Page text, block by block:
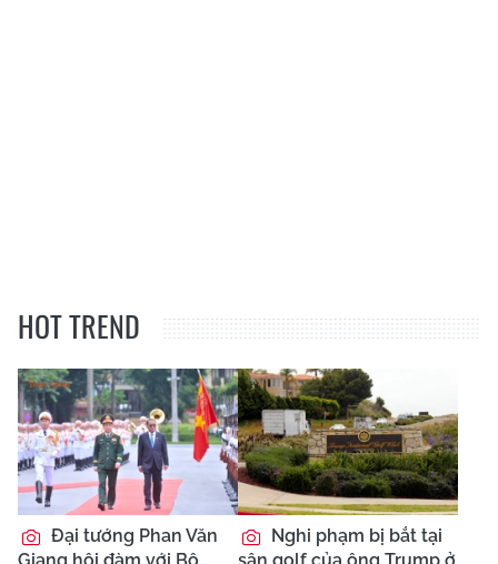
HOT TREND
Đại tướng Phan Văn
Nghi phạm bị bắt tại